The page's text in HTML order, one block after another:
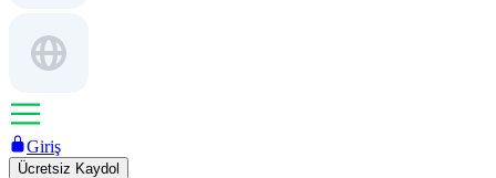
Giriş
Ücretsiz Kaydol